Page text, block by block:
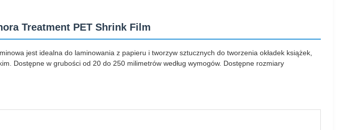
Treatment PET Shrink Film
jest idealna do laminowania z papieru i tworzyw sztucznych do tworzenia okładek książek,
Dostępne w grubości od 20 do 250 milimetrów według wymogów. Dostępne rozmiary